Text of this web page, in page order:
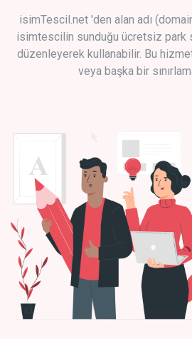
isimTescil.net 'den alan adı
isimtescilin sunduğu ücretsiz park
düzenleyerek kullanabilir. Bu
veya başka bir